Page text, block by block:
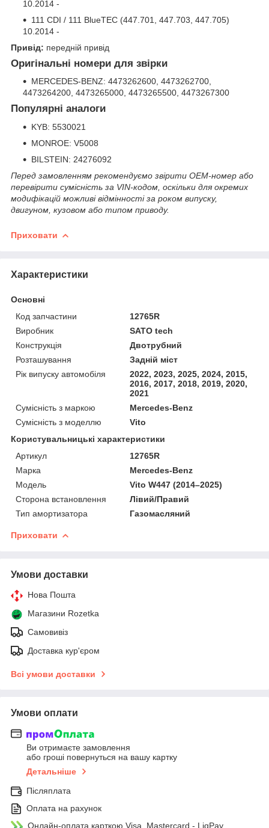
10.2014 -
111 CDI / 111 BlueTEC (447.701, 447.703, 447.705)
10.2014 -
Привід: передній привід
Оригінальні номери для звірки
MERCEDES-BENZ: 4473262600, 4473262700,
4473264200, 4473265000, 4473265500, 4473267300
Популярні аналоги
KYB: 5530021
MONROE: V5008
BILSTEIN: 24276092
Перед замовленням рекомендуємо звірити OEM-номер або
перевірити сумісність за VIN-кодом, оскільки для окремих
модифікацій можливі відмінності за роком випуску,
двигуном, кузовом або типом приводу.
Приховати
Характеристики
Основні
Код запчастини
12765R
Виробник
SATO tech
Конструкція
Двотрубний
Розташування
Задній міст
Рік випуску автомобіля
2022, 2023, 2025, 2024, 2015,
2016, 2017, 2018, 2019, 2020,
2021
Сумісність з маркою
Mercedes-Benz
Сумісність з моделлю
Vito
Користувальницькі характеристики
Артикул
12765R
Марка
Mercedes-Benz
Мoдель
Vito W447 (2014–2025)
Сторона встановлення
Лівий/Правий
Тип амортизатора
Газомасляний
Приховати
Умови доставки
Нова Пошта
Магазини Rozetka
Самовивіз
Доставка кур'єром
Всі умови доставки
Умови оплати
Ви отримаєте замовлення
або гроші повернуться на вашу картку
Детальніше
Післяплата
Оплата на рахунок
Онлайн-оплата карткою Visa, Mastercard - LiqPay